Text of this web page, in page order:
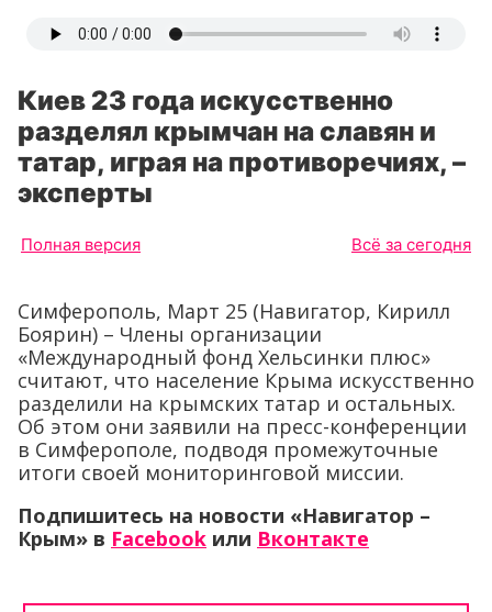
Киев 23 года искусственно
разделял крымчан на славян и
татар, играя на противоречиях, –
эксперты
Полная версия Всё за сегодня
Симферополь, Март 25 (Навигатор, Кирилл
Боярин) – Члены организации
«Международный фонд Хельсинки плюс»
считают, что население Крыма искусственно
разделили на крымских татар и остальных.
Об этом они заявили на пресс-конференции
в Симферополе, подводя промежуточные
итоги своей мониторинговой миссии.
Подпишитесь на новости «Навигатор –
Крым» в Facebook или Вконтакте